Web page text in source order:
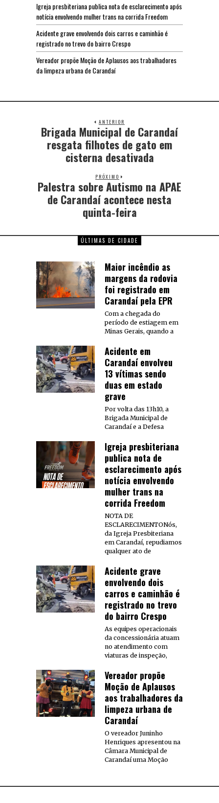
Igreja presbiteriana publica nota de esclarecimento após
notícia envolvendo mulher trans na corrida Freedom
Acidente grave envolvendo dois carros e caminhão é
registrado no trevo do bairro Crespo
Vereador propõe Moção de Aplausos aos trabalhadores
da limpeza urbana de Carandaí
ANTERIOR
Brigada Municipal de Carandaí
resgata filhotes de gato em
cisterna desativada
PRÓXIMO
Palestra sobre Autismo na APAE
de Carandaí acontece nesta
quinta-feira
ÚLTIMAS DE CIDADE
Maior incêndio as
margens da rodovia
foi registrado em
Carandaí pela EPR
Com a chegada do
período de estiagem em
Minas Gerais, quando a
Acidente em
Carandaí envolveu
13 vítimas sendo
duas em estado
grave
Por volta das 13h10, a
Brigada Municipal de
Carandaí e a Defesa
Igreja presbiteriana
publica nota de
esclarecimento após
notícia envolvendo
mulher trans na
corrida Freedom
NOTA DE
ESCLARECIMENTONós,
da Igreja Presbiteriana
em Carandaí, repudiamos
qualquer ato de
Acidente grave
envolvendo dois
carros e caminhão é
registrado no trevo
do bairro Crespo
As equipes operacionais
da concessionária atuam
no atendimento com
viaturas de inspeção,
Vereador propõe
Moção de Aplausos
aos trabalhadores da
limpeza urbana de
Carandaí
O vereador Juninho
Henriques apresentou na
Câmara Municipal de
Carandaí uma Moção